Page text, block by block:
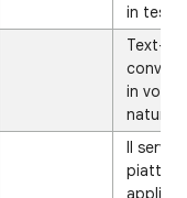
in testo.
Text-
in voce
Il